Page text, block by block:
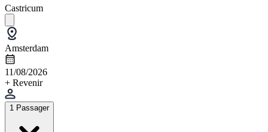
Castricum
Amsterdam
11/08/2026
+ Revenir
1 Passager